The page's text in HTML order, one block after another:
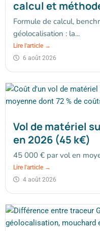
calcul et
Formule de calcul,
géolocalisation : la...
Lire l'article →
6 août 2026
Vol de matériel
en 2026 (45 k€)
45 000 € par vol en
Lire l'article →
4 août 2026